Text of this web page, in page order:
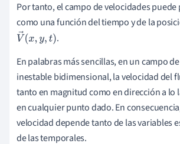
Por tanto, el campo de velocidades
como una función del tiempo y de la
V→(x,y,t)
.
En palabras más sencillas, en un campo
inestable bidimensional, la velocidad del
tanto en magnitud como en dirección a lo
en cualquier punto dado. En
velocidad depende tanto de las variables
de las temporales.